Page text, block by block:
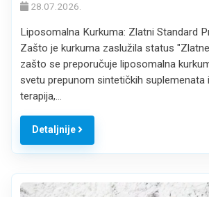
28.07.2026.
Liposomalna Kurkuma: Zlatni Standard
Zašto je kurkuma zaslužila status
zašto se preporučuje liposomalna
svetu prepunom sintetičkih suplemenata
terapija,…
Detaljnije